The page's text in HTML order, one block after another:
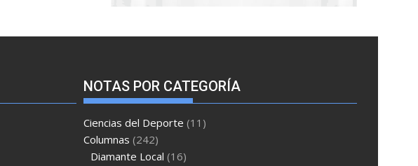
NOTAS POR CATEGORÍA
Ciencias del Deporte (11)
Columnas (242)
Diamante Local (16)